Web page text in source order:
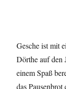
Gesche ist mit
Dörthe auf den
einem Spaß
das